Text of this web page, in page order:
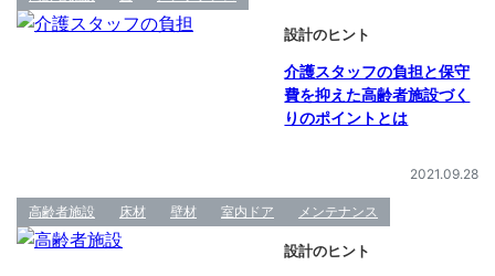
設計のヒント
介護スタッフの負担と保守
費を抑えた高齢者施設づく
りのポイントとは
2021.09.28
高齢者施設 床材 壁材 室内ドア メンテナンス
設計のヒント